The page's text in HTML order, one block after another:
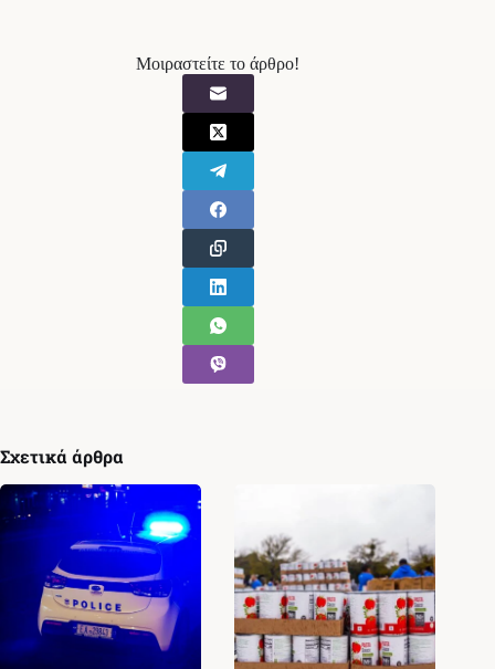
Μοιραστείτε το άρθρο!
Σχετικά άρθρα